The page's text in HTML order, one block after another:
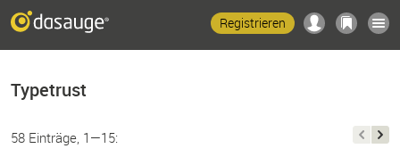
Registrieren
Typetrust
58 Einträge, 1—15: